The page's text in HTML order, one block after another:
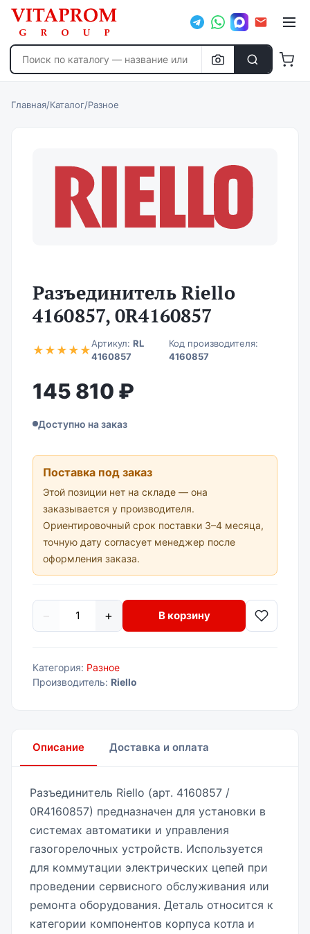
Главная/Каталог/Разное
Разъединитель Riello
4160857, 0R4160857
★ ★ ★ ★ ★Артикул: RL
4160857
Код производителя:
4160857
145 810 ₽
Доступно на заказ
Поставка под заказ
Этой позиции нет на складе — она
заказывается у производителя.
Ориентировочный срок поставки 3–4 месяца,
точную дату согласует менеджер после
оформления заказа.
− + В корзину
Категория: Разное
Производитель: Riello
Описание Доставка и оплата
Разъединитель Riello (арт. 4160857 /
0R4160857) предназначен для установки в
системах автоматики и управления
газогорелочных устройств. Используется
для коммутации электрических цепей при
проведении сервисного обслуживания или
ремонта оборудования. Деталь относится к
категории компонентов корпуса котла и